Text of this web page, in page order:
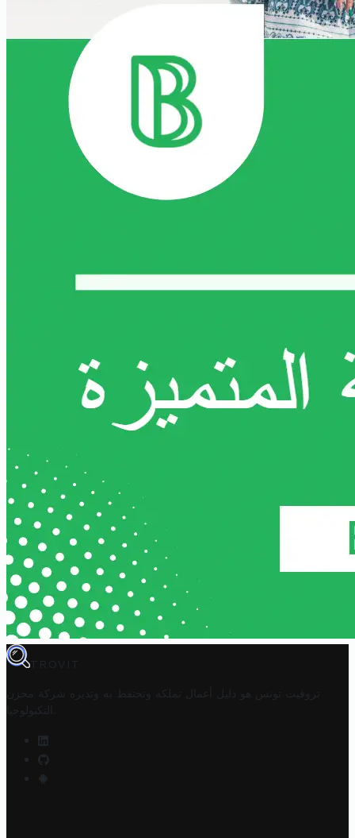
TROVIT
تروفيت تونس هو دليل أعمال تملكه وتحتفظ به وتديره
شركة مخزن
التكنولوجيا